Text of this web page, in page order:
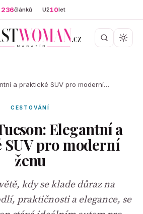
236článků Už10let
a praktické SUV pro moderní…
CESTOVÁNÍ
Elegantní a
SUV pro moderní
ženu
kdy se klade důraz na
praktičnosti a elegance, se